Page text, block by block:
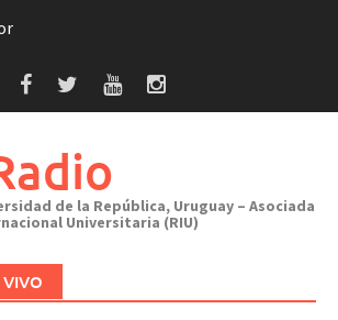
de la República, Uruguay – Asociada
Universitaria (RIU)